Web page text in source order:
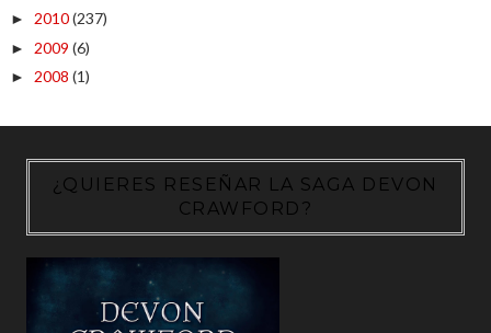
► 2010(237)
► 2009 (6)
► 2008 (1)
¿QUIERES RESEÑAR LA SAGA DEVON
CRAWFORD?